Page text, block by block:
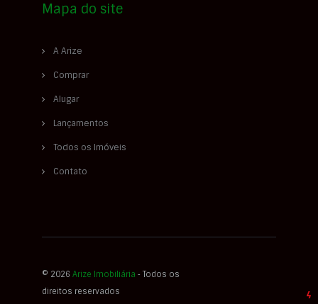
Mapa do site
A Arize
Comprar
Alugar
Lançamentos
Todos os Imóveis
Contato
© 2026 Arize Imobiliária ‐ Todos os
direitos reservados